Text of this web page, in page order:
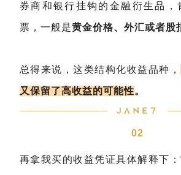
券商和银行挂钩的金融衍生品，
票，一般是黄金价格、外汇或者股
总得来说，这类结构化收益品种，
又保留了高收益的可能性。
02
再拿我买的收益凭证具体解释下